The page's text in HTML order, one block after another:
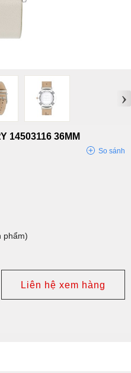
›
14503116 36MM
So sánh
phẩm)
Liên hệ xem hàng